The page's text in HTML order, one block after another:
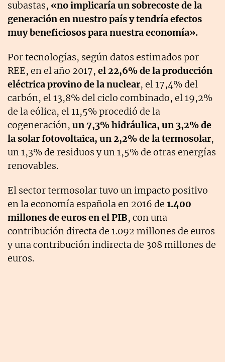
subastas, «no implicaría un sobrecoste de la
generación en nuestro país y tendría efectos
muy beneficiosos para nuestra economía».
Por tecnologías, según datos estimados por
REE, en el año 2017, el 22,6% de la producción
eléctrica provino de la nuclear, el 17,4% del
carbón, el 13,8% del ciclo combinado, el 19,2%
de la eólica, el 11,5% procedió de la
cogeneración, un 7,3% hidráulica, un 3,2% de
la solar fotovoltaica, un 2,2% de la termosolar,
un 1,3% de residuos y un 1,5% de otras energías
renovables.
El sector termosolar tuvo un impacto positivo
en la economía española en 2016 de 1.400
millones de euros en el PIB, con una
contribución directa de 1.092 millones de euros
y una contribución indirecta de 308 millones de
euros.